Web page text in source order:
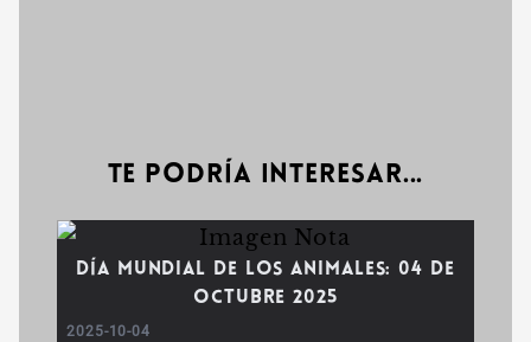
Te podría interesar...
Día mundial de los animales: 04 de
octubre 2025
2025-10-04